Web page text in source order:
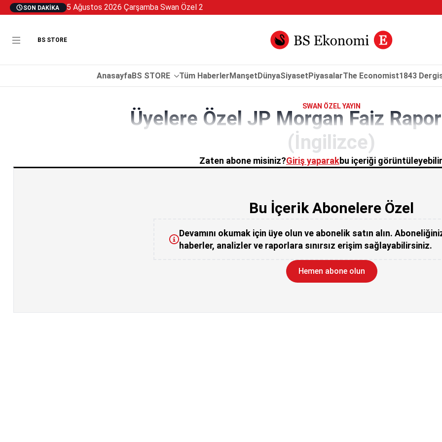
SON DAKIKA 5 Ağustos 2026 Çarşamba Swan Özel 2
BS STORE
AnasayfaBS STORE Tüm HaberlerManşetDünyaSiyasetPiyasalarThe Economist1843
SWAN ÖZEL YAYIN
Üyelere Özel JP Morgan Faiz
(İngilizce)
Zaten abone misiniz?Giriş yaparakbu içeriği
Bu İçerik Abonelere Özel
Devamını okumak için üye olun ve abonelik satın alın.
haberler, analizler ve raporlara sınırsız erişim sağlayabilirsiniz.
Hemen abone olun